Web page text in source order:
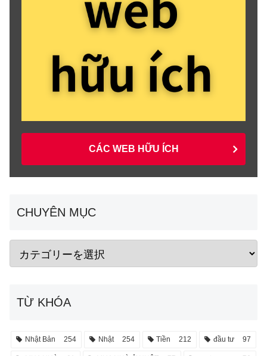
CÁC WEB HỮU ÍCH
CHUYÊN MỤC
TỪ KHÓA
Nhật Bản 254 Nhật 254 Tiền 212 đầu tư 97